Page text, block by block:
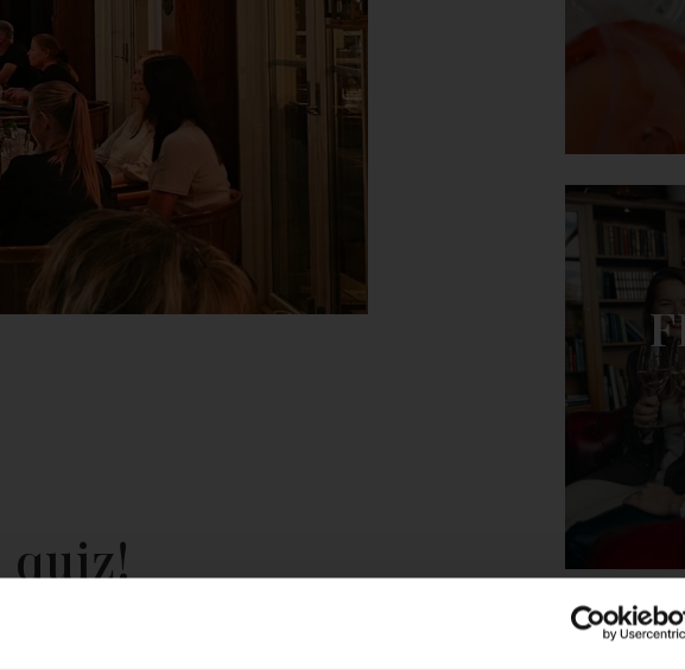
quiz!
tryffelmajonnäs, pingvinklubba,